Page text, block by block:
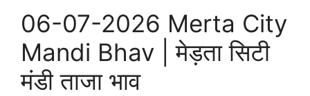
06-07-2026 Merta City
Mandi Bhav | मेड़ता सिटी
मंडी ताजा भाव